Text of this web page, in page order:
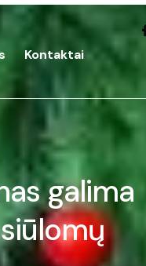
Kontaktai
galima